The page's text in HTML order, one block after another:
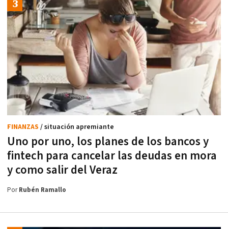
Uno por uno, los planes de los bancos y
fintech para cancelar las deudas en mora
y como salir del Veraz
FINANZAS / situación apremiante
PorRubén Ramallo